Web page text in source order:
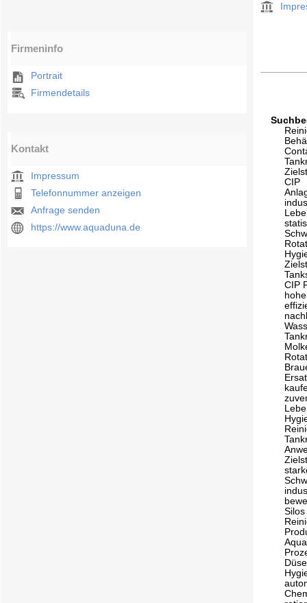
Firmeninfo
Portrait
Firmendetails
Kontakt
Impressum
Telefonnummer anzeigen
Anfrage senden
https://www.aquaduna.de
CIP
CIP
Silos